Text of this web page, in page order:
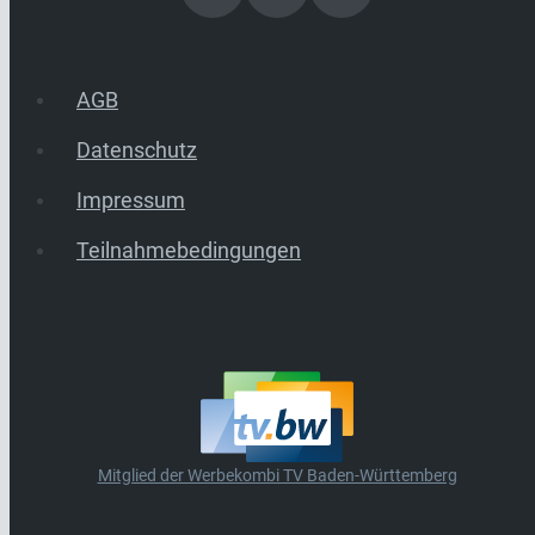
AGB
Datenschutz
Impressum
Teilnahmebedingungen
Mitglied der Werbekombi TV Baden-Württemberg